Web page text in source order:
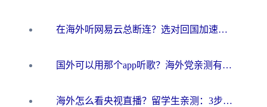
在海外听网易云总断连？选对回国加速器，告别地区限制和卡顿
国外可以用那个app听歌？海外党亲测有效的回国加速方案，轻松听国内音乐听书
海外怎么看央视直播？留学生亲测：3步解决版权限制+追剧自由